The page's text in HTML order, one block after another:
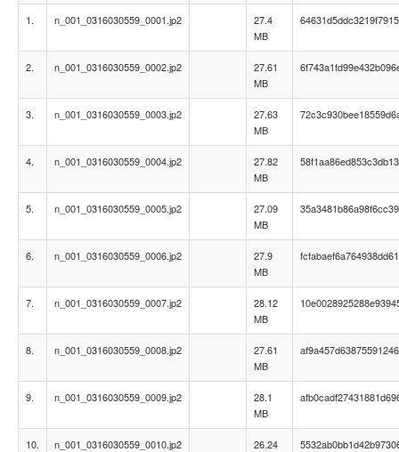
1. n_001_0316030559_0001.jp2
27.4
MB
2. n_001_0316030559_0002.jp2
27.61
MB
3. n_001_0316030559_0003.jp2
27.63
MB
4. n_001_0316030559_0004.jp2
27.82
MB
5. n_001_0316030559_0005.jp2
27.09
MB
6. n_001_0316030559_0006.jp2
27.9
MB
7. n_001_0316030559_0007.jp2
28.12
MB
8. n_001_0316030559_0008.jp2
27.61
MB
9. n_001_0316030559_0009.jp2
28.1
MB
10. n_001_0316030559_0010.jp2
26.24